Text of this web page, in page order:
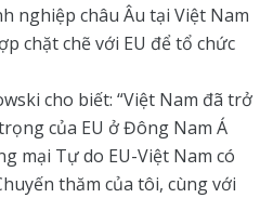
nghiệp châu Âu tại Việt Nam
chặt chẽ với EU để tổ chức
cho biết: “Việt Nam đã trở
của EU ở Đông Nam Á
mại Tự do EU-Việt Nam có
thăm của tôi, cùng với